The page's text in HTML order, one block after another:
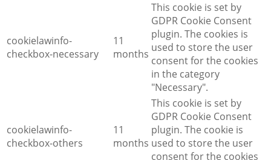
cookielawinfo-
checkbox-necessary
11
months
This cookie is set by
GDPR Cookie Consent
plugin. The cookies is
used to store the user
consent for the cookies
in the category
"Necessary".
cookielawinfo-
checkbox-others
11
months
This cookie is set by
GDPR Cookie Consent
plugin. The cookie is
used to store the user
consent for the cookies